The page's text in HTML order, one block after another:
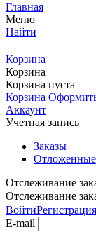
Главная
Меню
Найти
Корзина
Корзина
Корзина пуста
Корзина
Аккаунт
Учетная запись
Заказы
Отслеживание
Отслеживание
ВойтиРегистрация
E-mail